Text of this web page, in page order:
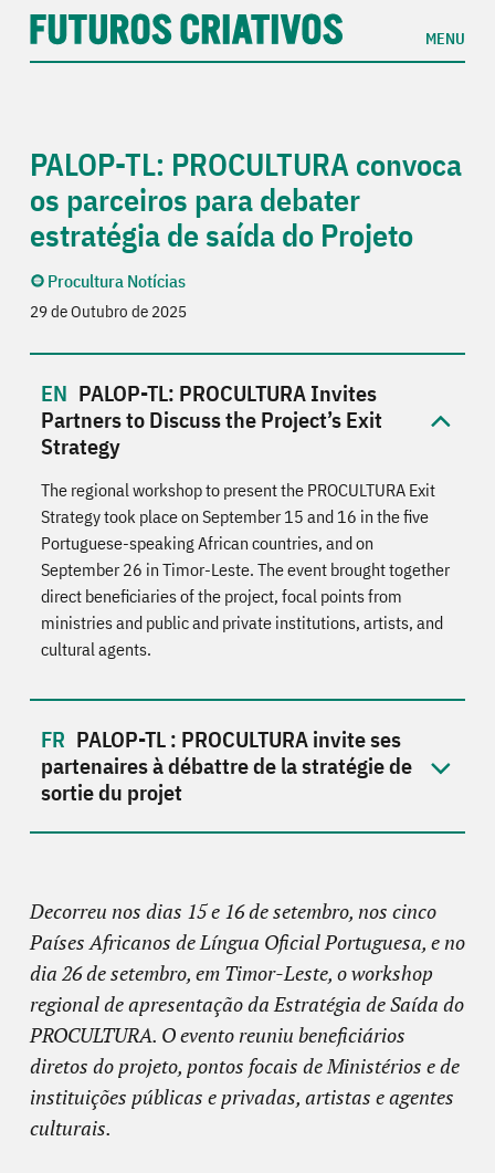
MENU
PALOP-TL: PROCULTURA convoca
os parceiros para debater
estratégia de saída do Projeto
Procultura Notícias
29 de Outubro de 2025
PALOP-TL: PROCULTURA Invites
Partners to Discuss the Project’s Exit
Strategy
The regional workshop to present the PROCULTURA Exit
Strategy took place on September 15 and 16 in the five
Portuguese-speaking African countries, and on
September 26 in Timor-Leste. The event brought together
direct beneficiaries of the project, focal points from
ministries and public and private institutions, artists, and
cultural agents.
PALOP-TL : PROCULTURA invite ses
partenaires à débattre de la stratégie de
sortie du projet
Decorreu nos dias 15 e 16 de setembro, nos cinco
Países Africanos de Língua Oficial Portuguesa, e no
dia 26 de setembro, em Timor-Leste, o workshop
regional de apresentação da Estratégia de Saída do
PROCULTURA. O evento reuniu beneficiários
diretos do projeto, pontos focais de Ministérios e de
instituições públicas e privadas, artistas e agentes
culturais.